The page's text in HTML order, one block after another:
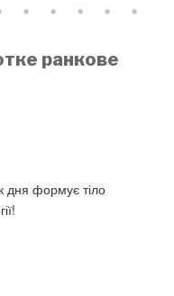
ранкове
дня формує тіло